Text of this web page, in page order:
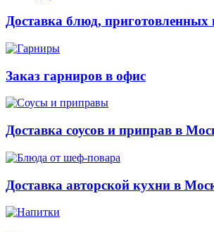
Доставка блюд, приготовленных
Заказ гарниров в офис
Доставка соусов и приправ в
Доставка авторской кухни в